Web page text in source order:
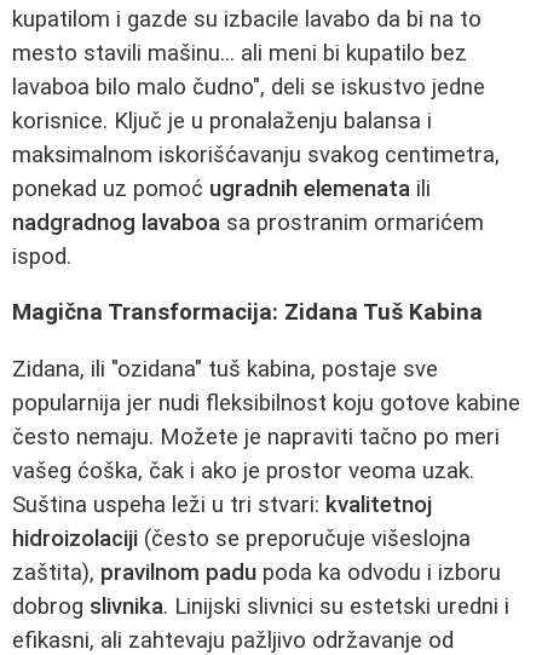
kupatilom i gazde su izbacile lavabo da bi na to
mesto stavili mašinu... ali meni bi kupatilo bez
lavaboa bilo malo čudno", deli se iskustvo jedne
korisnice. Ključ je u pronalaženju balansa i
maksimalnom iskorišćavanju svakog centimetra,
ponekad uz pomoć ugradnih elemenata ili
nadgradnog lavaboa sa prostranim ormarićem
ispod.
Magična Transformacija: Zidana Tuš Kabina
Zidana, ili "ozidana" tuš kabina, postaje sve
popularnija jer nudi fleksibilnost koju gotove kabine
često nemaju. Možete je napraviti tačno po meri
vašeg ćoška, čak i ako je prostor veoma uzak.
Suština uspeha leži u tri stvari: kvalitetnoj
hidroizolaciji (često se preporučuje višeslojna
zaštita), pravilnom padu poda ka odvodu i izboru
dobrog slivnika. Linijski slivnici su estetski uredni i
efikasni, ali zahtevaju pažljivo održavanje od